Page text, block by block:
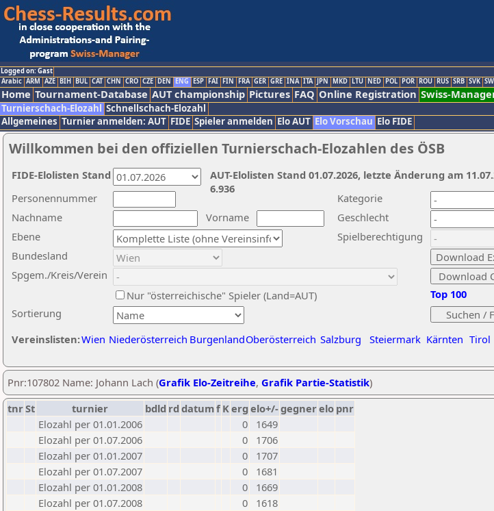
Logged on: Gast
Arabic ARM AZE BIH BUL CAT CHN CRO CZE DEN ENG ESP FAI FIN FRA GER GRE INA ITA JPN MKD LTU NED POL POR ROU RUS SRB SVK
Home Tournament-Database AUT championship Pictures FAQ Online Registration Swiss-
Turnierschach-Elozahl Schnellschach-Elozahl
Allgemeines Turnier anmelden: AUT FIDE Spieler anmelden Elo AUT Elo Vorschau Elo FIDE
Willkommen bei den offiziellen Turnierschach-Elozahlen des ÖSB
Nachname
Vorname
Ebene
Kategorie
Sortierung
Personennummer
Bundesland
Spgem./Kreis/Verein
Geschlecht
Nur "österreichische" Spieler (Land=AUT)
Spielberechtigung
Vereinslisten:Wien Niederösterreich BurgenlandOberösterreich Salzburg Steiermark Kärnten Tirol
Top 100
AUT-Elolisten Stand 01.07.2026, letzte Änderung am
6.936
FIDE-Elolisten Stand
Pnr:107802 Name: Johann Lach (Grafik Elo-Zeitreihe, Grafik Partie-Statistik)
tnrSt turnier bdld rd datumf Kerg elo+/-gegnerelo pnr
Elozahl per 01.01.2006
0
1649
Elozahl per 01.07.2006
0
1706
Elozahl per 01.01.2007
0
1707
Elozahl per 01.07.2007
0
1681
Elozahl per 01.01.2008
0
1669
Elozahl per 01.07.2008
0
1618